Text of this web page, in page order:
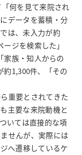
何を見て来院され
データを蓄積・分
は、未入力が約
ジを検索した」
家族・知人からの
約1,300件、「その
重要とされてきた
主要な来院動機と
いては直接的な項
せんが、実際には
へ遷移しているケ